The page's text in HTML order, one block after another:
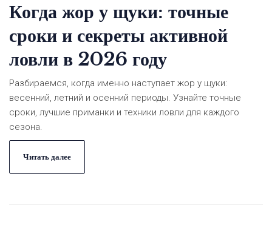
Когда жор у щуки: точные
сроки и секреты активной
ловли в 2026 году
Разбираемся, когда именно наступает жор у щуки:
весенний, летний и осенний периоды. Узнайте точные
сроки, лучшие приманки и техники ловли для каждого
сезона.
Читать далее